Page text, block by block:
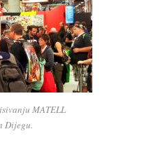
MATELL
Dijegu.